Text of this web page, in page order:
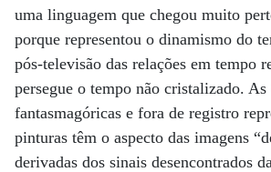
uma linguagem que chegou muito
porque representou o dinamismo do
pós-televisão das relações em tempo
persegue o tempo não cristalizado.
fantasmagóricas e fora de registro
pinturas têm o aspecto das imagens
derivadas dos sinais desencontrados